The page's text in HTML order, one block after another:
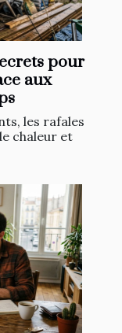
pour
aux
les rafales
chaleur et